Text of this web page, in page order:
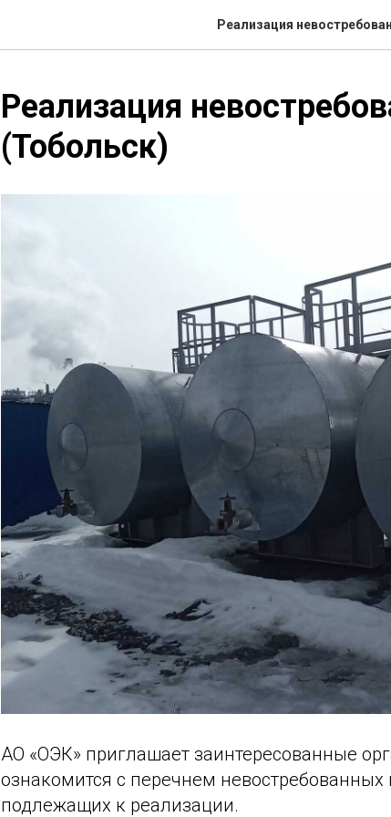
Реализация
Реализация
(Тобольск)
АО «ОЭК» приглашает заинтересованные
ознакомится с перечнем
подлежащих к реализации.